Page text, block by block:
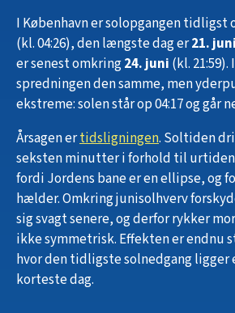
I København er solopgangen tidligst
(kl. 04:26), den længste dag er21. juni
er senest omkring24. juni (kl. 21:59).
spredningen den samme, men
ekstreme: solen står op 04:17 og går
Årsagen ertidsligningen. Soltiden
seksten minutter i forhold til urtiden
fordi Jordens bane er en ellipse, og
hælder. Omkring junisolhverv
sig svagt senere, og derfor rykker
ikke symmetrisk. Effekten er endnu
hvor den tidligste solnedgang ligger
korteste dag.